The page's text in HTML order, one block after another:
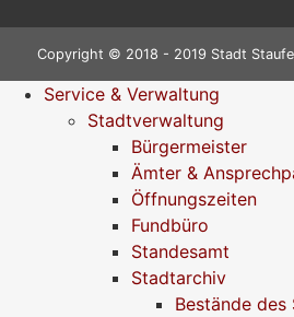
Copyright © 2018 - 2019 Stadt
Service & Verwaltung
Stadtverwaltung
Bürgermeister
Ämter &
Öffnungszeiten
Fundbüro
Standesamt
Stadtarchiv
Bestände